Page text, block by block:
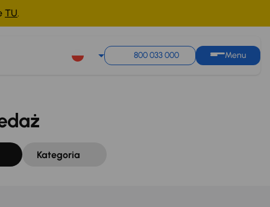
TU.
800 033 000 Menu
Kategoria